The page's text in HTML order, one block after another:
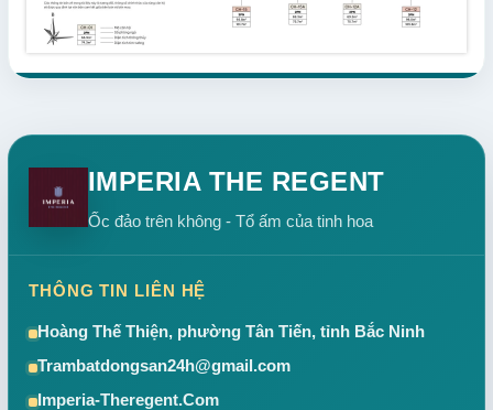
IMPERIA THE REGENT
Ốc đảo trên không - Tổ ấm của tinh hoa
THÔNG TIN LIÊN HỆ
Hoàng Thế Thiện, phường Tân Tiến, tỉnh Bắc Ninh
Trambatdongsan24h@gmail.com
Imperia-Theregent.Com